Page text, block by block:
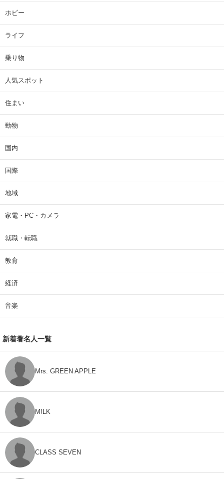
ホビー
ライフ
乗り物
人気スポット
住まい
動物
国内
国際
地域
家電・PC・カメラ
就職・転職
教育
経済
音楽
新着著名人一覧
Mrs. GREEN APPLE
M!LK
CLASS SEVEN